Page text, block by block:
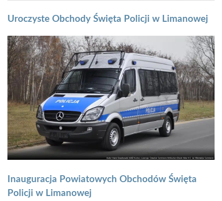
Uroczyste Obchody Święta Policji w Limanowej
Inauguracja Powiatowych Obchodów Święta
Policji w Limanowej